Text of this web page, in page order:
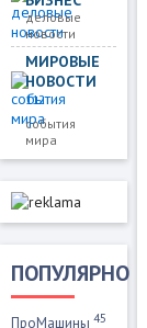
деловые
новости
МИРОВЫЕ
НОВОСТИ
112
события
мира
ПОПУЛЯРНО
ПроМашины 45